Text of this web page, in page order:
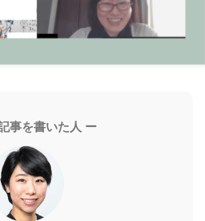
事を書いた人 ー